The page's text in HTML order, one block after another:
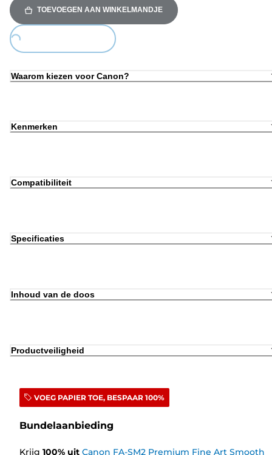
TOEVOEGEN AAN WINKELMANDJE
Loading...
Waarom kiezen voor Canon?
Kenmerken
Compatibiliteit
Specificaties
Inhoud van de doos
Productveiligheid
VOEG PAPIER TOE, BESPAAR 100%
Bundelaanbieding
Krijg 100% uit Canon FA-SM2 Premium Fine Art Smooth